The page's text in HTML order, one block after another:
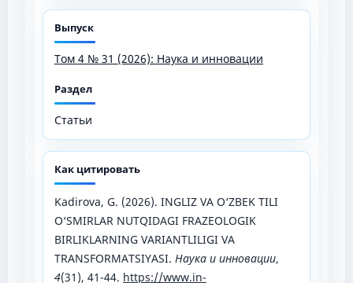
Выпуск
Том 4 № 31 (2026): Наука и инновации
Раздел
Статьи
Как цитировать
Kadirova, G. (2026). INGLIZ VA O‘ZBEK TILI
O‘SMIRLAR NUTQIDAGI FRAZEOLOGIK
BIRLIKLARNING VARIANTLILIGI VA
TRANSFORMATSIYASI. Наука и инновации,
4(31), 41-44. https://www.in-